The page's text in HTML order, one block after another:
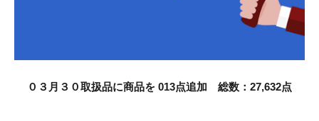
０３月３０取扱品に商品を 013点追加 総数：27,632点